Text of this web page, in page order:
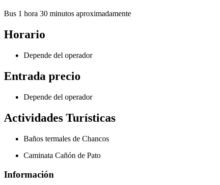
Bus 1 hora 30 minutos aproximadamente
Horario
Depende del operador
Entrada precio
Depende del operador
Actividades Turísticas
Baños termales de Chancos
Caminata Cañón de Pato
Información